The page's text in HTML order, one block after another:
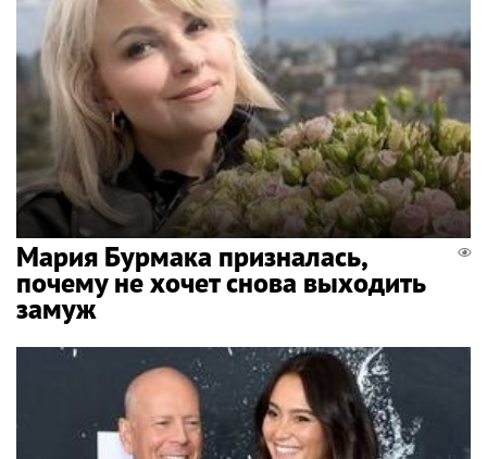
Мария Бурмака призналась,
почему не хочет снова выходить
замуж